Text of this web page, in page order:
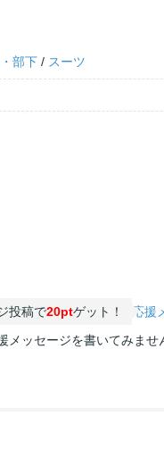
部下 / スーツ
投稿で20ptゲット！
応援
メッセージを書いてみませ